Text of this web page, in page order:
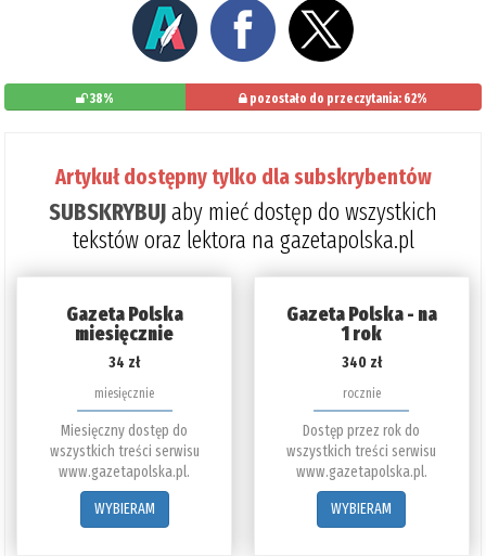
38% pozostało do przeczytania: 62%
Artykuł dostępny tylko dla subskrybentów
SUBSKRYBUJaby mieć dostęp do wszystkich
tekstów oraz lektora na gazetapolska.pl
Gazeta Polska
miesięcznie
34 zł
miesięcznie
Miesięczny dostęp do
wszystkich treści serwisu
www.gazetapolska.pl.
WYBIERAM
Gazeta Polska - na
1 rok
340 zł
rocznie
Dostęp przez rok do
wszystkich treści serwisu
www.gazetapolska.pl.
WYBIERAM